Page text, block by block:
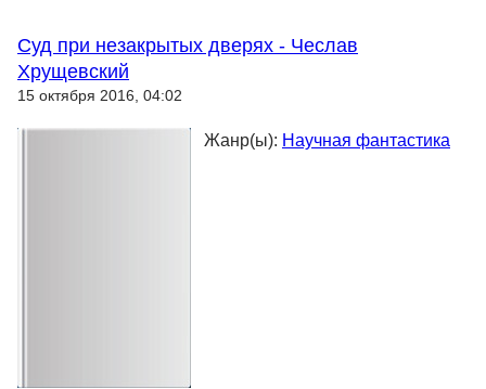
Суд при незакрытых дверях - Чеслав
Хрущевский
15 октября 2016, 04:02
Жанр(ы): Научная фантастика